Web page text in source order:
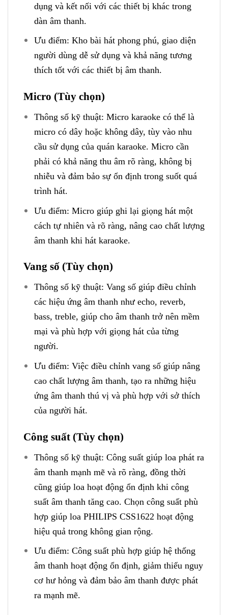
dụng và kết nối với các thiết bị khác trong
dàn âm thanh.
Ưu điểm: Kho bài hát phong phú, giao diện
người dùng dễ sử dụng và khả năng tương
thích tốt với các thiết bị âm thanh.
Micro (Tùy chọn)
Thông số kỹ thuật: Micro karaoke có thể là
micro có dây hoặc không dây, tùy vào nhu
cầu sử dụng của quán karaoke. Micro cần
phải có khả năng thu âm rõ ràng, không bị
nhiễu và đảm bảo sự ổn định trong suốt quá
trình hát.
Ưu điểm: Micro giúp ghi lại giọng hát một
cách tự nhiên và rõ ràng, nâng cao chất lượng
âm thanh khi hát karaoke.
Vang số (Tùy chọn)
Thông số kỹ thuật: Vang số giúp điều chỉnh
các hiệu ứng âm thanh như echo, reverb,
bass, treble, giúp cho âm thanh trở nên mềm
mại và phù hợp với giọng hát của từng
người.
Ưu điểm: Việc điều chỉnh vang số giúp nâng
cao chất lượng âm thanh, tạo ra những hiệu
ứng âm thanh thú vị và phù hợp với sở thích
của người hát.
Công suất (Tùy chọn)
Thông số kỹ thuật: Công suất giúp loa phát ra
âm thanh mạnh mẽ và rõ ràng, đồng thời
cũng giúp loa hoạt động ổn định khi công
suất âm thanh tăng cao. Chọn công suất phù
hợp giúp loa PHILIPS CSS1622 hoạt động
hiệu quả trong không gian rộng.
Ưu điểm: Công suất phù hợp giúp hệ thống
âm thanh hoạt động ổn định, giảm thiểu nguy
cơ hư hỏng và đảm bảo âm thanh được phát
ra mạnh mẽ.